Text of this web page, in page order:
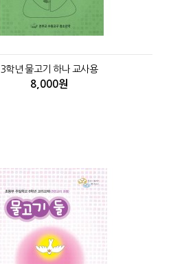
3학년 물고기 하나 교사용
8,000원